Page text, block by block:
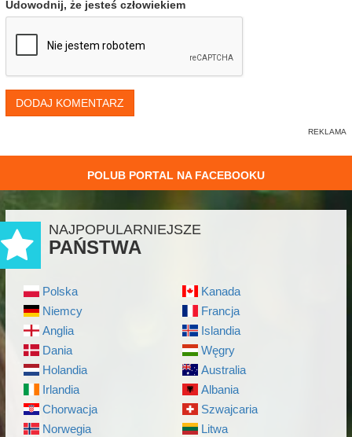
Udowodnij, że jesteś człowiekiem
DODAJ KOMENTARZ
POLUB PORTAL NA FACEBOOKU
NAJPOPULARNIEJSZE
PAŃSTWA
Polska
Niemcy
Anglia
Dania
Holandia
Irlandia
Chorwacja
Norwegia
Kanada
Francja
Islandia
Węgry
Australia
Albania
Szwajcaria
Litwa